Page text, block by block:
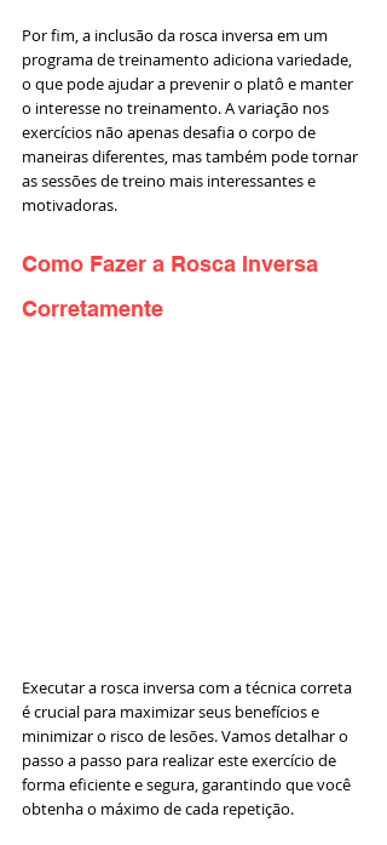
Por fim, a inclusão da rosca inversa em um
programa de treinamento adiciona variedade,
o que pode ajudar a prevenir o platô e manter
o interesse no treinamento. A variação nos
exercícios não apenas desafia o corpo de
maneiras diferentes, mas também pode tornar
as sessões de treino mais interessantes e
motivadoras.
Como Fazer a Rosca Inversa
Corretamente
Executar a rosca inversa com a técnica correta
é crucial para maximizar seus benefícios e
minimizar o risco de lesões. Vamos detalhar o
passo a passo para realizar este exercício de
forma eficiente e segura, garantindo que você
obtenha o máximo de cada repetição.